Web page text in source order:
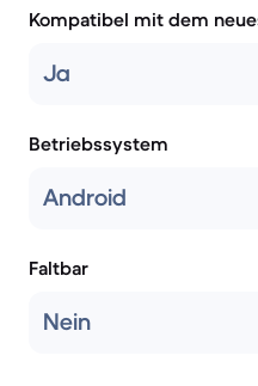
Kompatibel mit dem
Ja
Betriebssystem
Android
Faltbar
Nein